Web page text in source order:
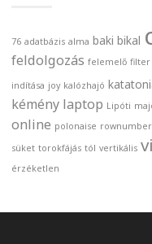
76 adatbázis alma baki bikal
feldolgozás felemelő filter
indítása joy kalózhajó
kémény laptop Lipóti
online polonaise rownumber
süket torokfájás tól vertikális
érzéketlen